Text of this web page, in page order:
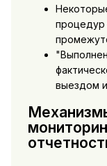
процедур
выездом